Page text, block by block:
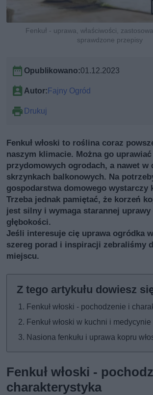
Fenkuł - uprawa, właściwości,
sprawdzone przepisy
Opublikowano:01.12.2023
Autor:Fajny Ogród
Drukuj
Fenkuł włoski to roślina coraz
naszym klimacie. Można go
przydomowych ogrodach, a nawet w
skrzynkach balkonowych. Na
gospodarstwa domowego wystarczy
Trzeba jednak pamiętać, że korzeń
jest silny i wymaga starannej uprawy
głębokości.
Jeśli interesuje cię uprawa ogródka
szereg porad i inspiracji zebraliśmy
miejscu.
Fenkuł włoski - pochodzenie i
Fenkuł włoski w kuchni i medycynie
Nasiona fenkułu i uprawa kopru
Fenkuł włoski -
charakterystyka